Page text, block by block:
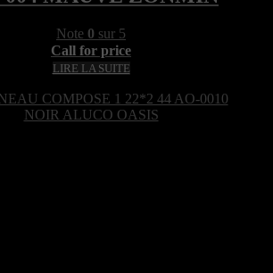
Note 0 sur 5
Call for price
LIRE LA SUITE